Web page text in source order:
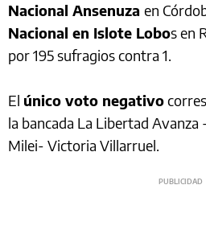
Nacional Ansenuza en
Nacional en Islote Lobos en
por 195 sufragios contra 1.
El único voto negativo
la bancada La Libertad
Milei- Victoria Villarruel.